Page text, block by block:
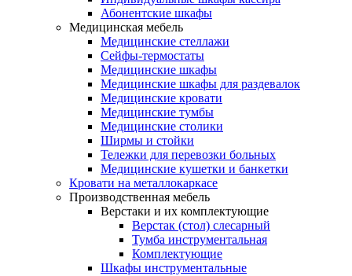
Абонентские шкафы
Медицинская мебель
Медицинские стеллажи
Сейфы-термостаты
Медицинские шкафы
Медицинские шкафы для раздевалок
Медицинские кровати
Медицинские тумбы
Медицинские столики
Ширмы и стойки
Тележки для перевозки больных
Медицинские кушетки и банкетки
Кровати на металлокаркасе
Производственная мебель
Верстаки и их комплектующие
Верстак (стол) слесарный
Тумба инструментальная
Комплектующие
Шкафы инструментальные